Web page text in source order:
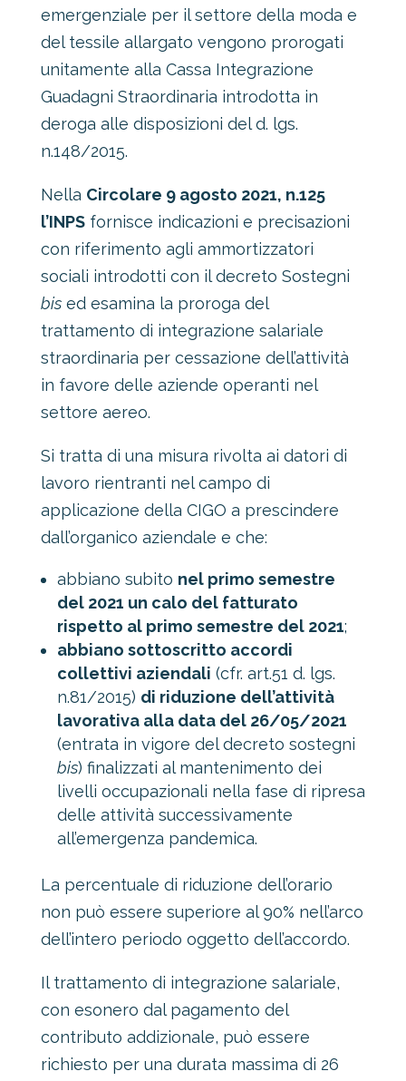
emergenziale per il settore della moda e
del tessile allargato vengono prorogati
unitamente alla Cassa Integrazione
Guadagni Straordinaria introdotta in
deroga alle disposizioni del d. lgs.
n.148/2015.
Nella Circolare 9 agosto 2021, n.125
l’INPSfornisce indicazioni e precisazioni
con riferimento agli ammortizzatori
sociali introdotti con il decreto Sostegni
bised esamina la proroga del
trattamento di integrazione salariale
straordinaria per cessazione dell’attività
in favore delle aziende operanti nel
settore aereo.
Si tratta di una misura rivolta ai datori di
lavoro rientranti nel campo di
applicazione della CIGO a prescindere
dall’organico aziendale e che:
abbiano subito nel primo semestre
del 2021 un calo del fatturato
rispetto al primo semestre del 2021;
abbiano sottoscritto accordi
collettivi aziendali (cfr. art.51 d. lgs.
n.81/2015) di riduzione dell’attività
lavorativa alla data del 26/05/2021
(entrata in vigore del decreto sostegni
bis) finalizzati al mantenimento dei
livelli occupazionali nella fase di ripresa
delle attività successivamente
all’emergenza pandemica.
La percentuale di riduzione dell’orario
non può essere superiore al 90% nell’arco
dell’intero periodo oggetto dell’accordo.
Il trattamento di integrazione salariale,
con esonero dal pagamento del
contributo addizionale, può essere
richiesto per una durata massima di 26